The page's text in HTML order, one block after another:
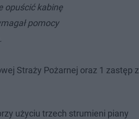
opuścić kabinę
pomocy
Straży Pożarnej oraz 1 zastęp z
użyciu trzech strumieni piany